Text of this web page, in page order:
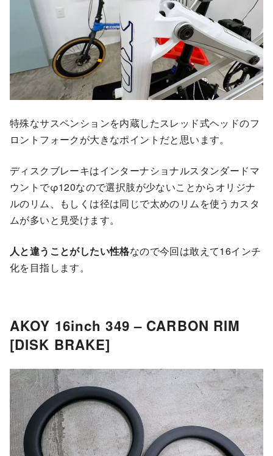
特殊なサスペンションを内蔵したスレッド式ヘッドのフ
ロントフォークが大きなポイントだと思います。
ディスクブレーキはインターナショナルスタンダードマ
ウントでφ120なので選択肢が少ないことからオリジナ
ルのリム、もしくは径は同じで太めのリムを使うカスタ
ムが多いと見受けます。
人と違うことがしたい性格なので今回は敢えて16インチ
化を目指します。
AKOY 16inch 349 – CARBON RIM
[DISK BRAKE]